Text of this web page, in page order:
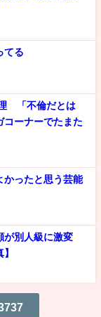
てる
理 「不倫だとは
ーナーでたまた
かったと思う芸能
が別人級に激変